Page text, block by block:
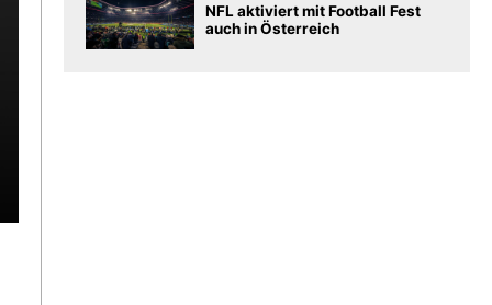
NFL aktiviert mit Football Fest
auch in Österreich